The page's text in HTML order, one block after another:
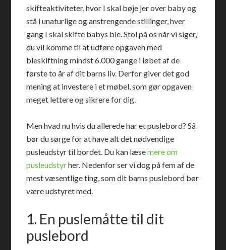
skifteaktiviteter, hvor I skal bøje jer over baby og
stå i unaturlige og anstrengende stillinger, hver
gang I skal skifte babys ble. Stol på os når vi siger,
du vil komme til at udføre opgaven med
bleskiftning mindst 6.000 gange i løbet af de
første to år af dit barns liv. Derfor giver det god
mening at investere i et møbel, som gør opgaven
meget lettere og sikrere for dig.
Men hvad nu hvis du allerede har et puslebord? Så
bør du sørge for at have alt det nødvendige
pusleudstyr til bordet. Du kan læsemere om
pusleudstyrher. Nedenfor ser vi dog på fem af de
mest væsentlige ting, som dit barns puslebord bør
være udstyret med.
1. En puslemåtte til dit
puslebord